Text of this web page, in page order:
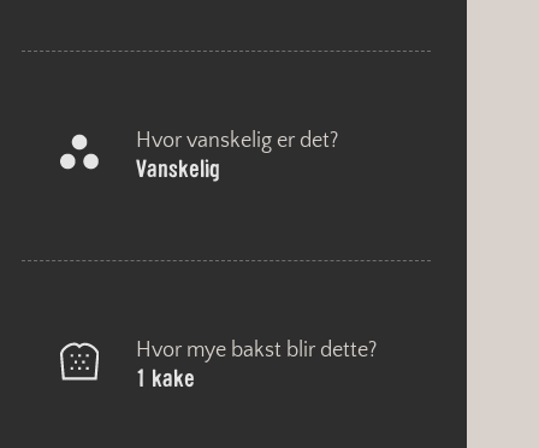
Hvor vanskelig er det?
vanskelig
Hvor mye bakst blir dette?
1 kake